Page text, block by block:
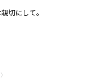
切にして。